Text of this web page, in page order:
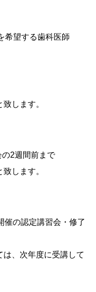
希望する歯科医師
します。
2週間前まで
します。
催の認定講習会・修了
、次年度に受講して